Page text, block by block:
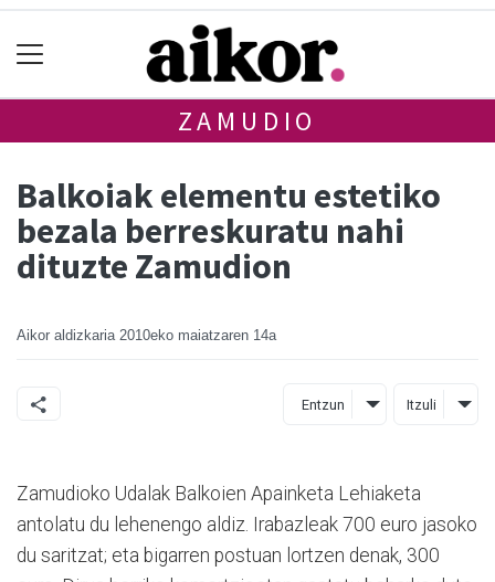
ZAMUDIO
Balkoiak elementu estetiko
bezala berreskuratu nahi
dituzte Zamudion
Aikor aldizkaria 2010eko maiatzaren 14a
Entzun Itzuli
Zamudioko Udalak Balkoien Apainketa Lehiaketa
antolatu du lehenengo aldiz. Irabazleak 700 euro jasoko
du saritzat; eta bigarren postuan lortzen denak, 300